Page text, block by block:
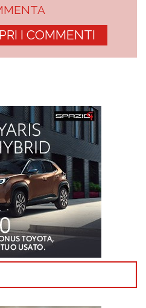
I COMMENTI